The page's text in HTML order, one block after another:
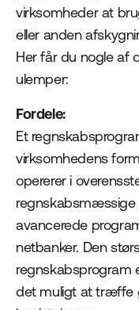
virksomheder at
eller anden
Her får du nogle af
ulemper:
Fordele:
Et
virksomhedens
opererer i
regnskabsmæssige
avancerede
netbanker. Den
regnskabsprogram
det muligt at træffe